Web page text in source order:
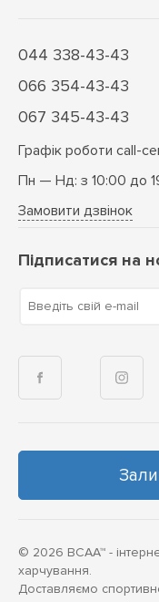
044 338-43-43
066 354-43-43
067 345-43-43
Графік роботи call-
Пн — Нд: з 10:00 до
Замовити дзвінок
Підписатися на
Введіть свій e-mail
© 2026 BCAA™ -
харчування.
Доставляємо